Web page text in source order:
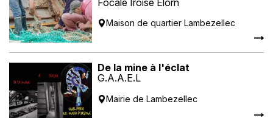
Focale Iroise Elorn
Maison de quartier Lambezellec
De la mine à l'éclat
G.A.A.E.L
Mairie de Lambezellec